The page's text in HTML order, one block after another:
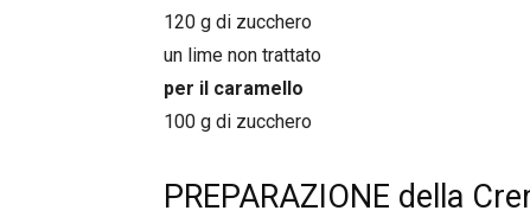
120 g di zucchero
un lime non trattato
per il caramello
100 g di zucchero
PREPARAZIONE della